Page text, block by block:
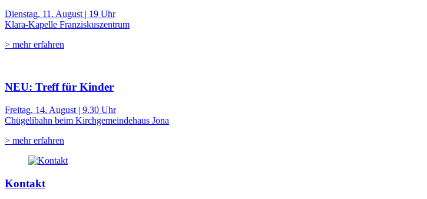
Dienstag, 11. August | 19 Uhr
Klara-Kapelle Franziskuszentrum
> mehr erfahren
NEU: Treff für Kinder
Freitag, 14. August | 9.30 Uhr
Chügelibahn beim Kirchgemeindehaus Jona
> mehr erfahren
Kontakt